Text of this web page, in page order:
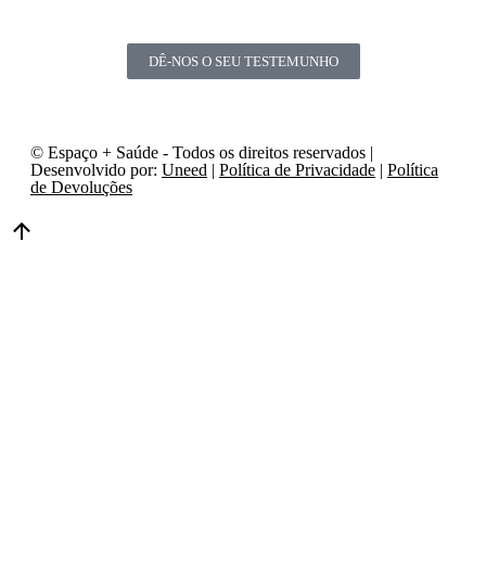
DÊ-NOS O SEU TESTEMUNHO
© Espaço + Saúde - Todos os direitos reservados |
Desenvolvido por: Uneed | Política de Privacidade | Política
de Devoluções